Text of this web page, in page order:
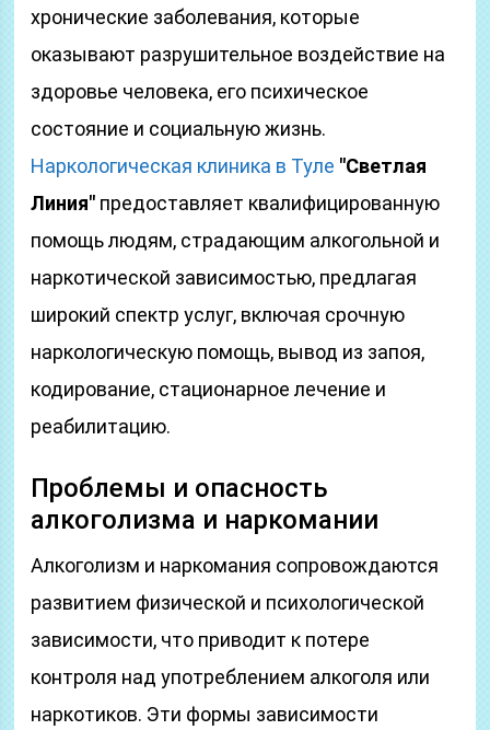
хронические заболевания, которые
оказывают разрушительное воздействие на
здоровье человека, его психическое
состояние и социальную жизнь.
Наркологическая клиника в Туле "Светлая
Линия" предоставляет квалифицированную
помощь людям, страдающим алкогольной и
наркотической зависимостью, предлагая
широкий спектр услуг, включая срочную
наркологическую помощь, вывод из запоя,
кодирование, стационарное лечение и
реабилитацию.
Проблемы и опасность
алкоголизма и наркомании
Алкоголизм и наркомания сопровождаются
развитием физической и психологической
зависимости, что приводит к потере
контроля над употреблением алкоголя или
наркотиков. Эти формы зависимости